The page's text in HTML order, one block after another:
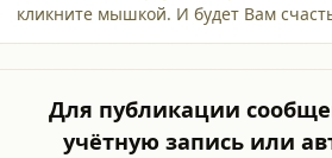
кликните мышкой. И будет Вам
Для публикации
учётную запись или